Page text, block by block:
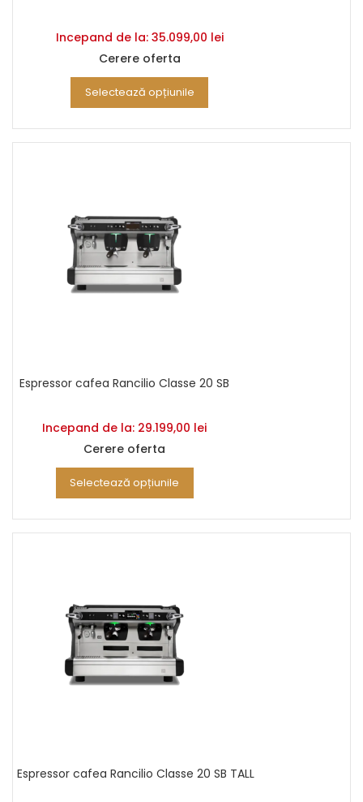
Incepand de la: 35.099,00 lei
Cerere oferta
Selectează opțiunile
Espressor cafea Rancilio Classe 20 SB
Incepand de la: 29.199,00 lei
Cerere oferta
Selectează opțiunile
Espressor cafea Rancilio Classe 20 SB TALL